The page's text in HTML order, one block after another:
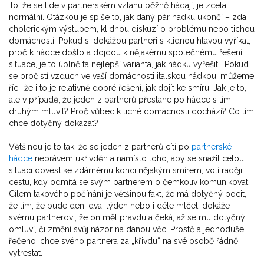
To, že se lidé v partnerském vztahu běžně hádají, je zcela
normální. Otázkou je spíše to, jak daný pár hádku ukončí – zda
cholerickým výstupem, klidnou diskuzí o problému nebo tichou
domácností. Pokud si dokážou partneři s klidnou hlavou vyříkat,
proč k hádce došlo a dojdou k nějakému společnému řešení
situace, je to úplně ta nejlepší varianta, jak hádku vyřešit. Pokud
se pročistí vzduch ve vaší domácnosti italskou hádkou, můžeme
říci, že i to je relativně dobré řešení, jak dojít ke smíru. Jak je to,
ale v případě, že jeden z partnerů přestane po hádce s tím
druhým mluvit? Proč vůbec k tiché domácnosti dochází? Co tím
chce dotyčný dokázat?
Většinou je to tak, že se jeden z partnerů cítí po partnerské
hádce neprávem ukřivděn a namísto toho, aby se snažil celou
situaci dovést ke zdárnému konci nějakým smírem, volí raději
cestu, kdy odmítá se svým partnerem o čemkoliv komunikovat.
Cílem takového počínání je většinou fakt, že má dotyčný pocit,
že tím, že bude den, dva, týden nebo i déle mlčet, dokáže
svému partnerovi, že on měl pravdu a čeká, až se mu dotyčný
omluví, či změní svůj názor na danou věc. Prostě a jednoduše
řečeno, chce svého partnera za „křivdu“ na své osobě řádně
vytrestat.